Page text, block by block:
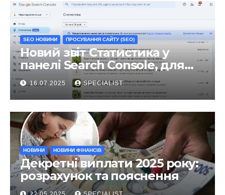
SEO НОВИНИ ПРОСУВАННЯ САЙТУ (SEO)
Новий звіт Статистика у
панелі Search Console, для
чого він?
16.07.2025 SPECIALIST
НОВИНИ НОВИНИ ФІНАНСІВ
Декретні виплати 2025 року:
розрахунок та пояснення